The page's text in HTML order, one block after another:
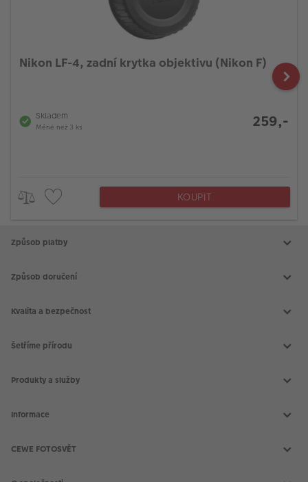
Nikon LF-4, zadní krytka objektivu (Nikon F)
Skladem
Méně než 3 ks 259,-
KOUPIT
Způsob platby
Způsob doručení
Kvalita a bezpečnost
Šetříme přírodu
Produkty a služby
Slovník fotografických pojmů
Informace
Doprava a platba
Nákup na splátky
CEWE FOTOSVĚT